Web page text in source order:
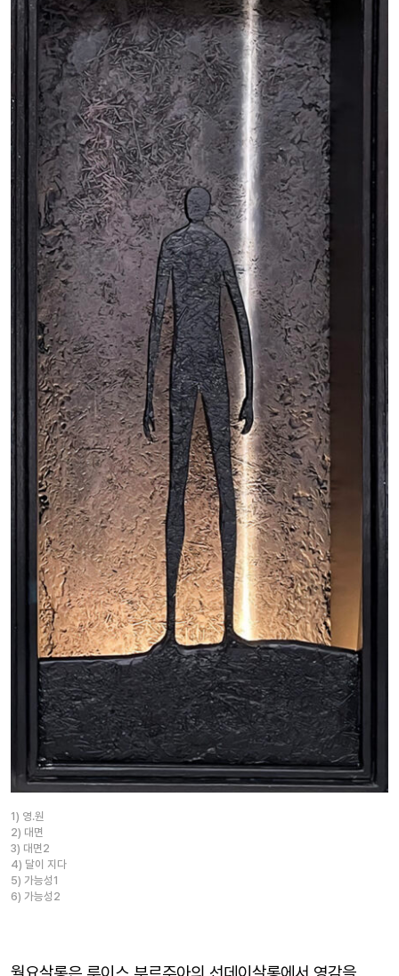
1) 영.원
2) 대면
3) 대면2
4) 달이 지다
5) 가능성1
6) 가능성2